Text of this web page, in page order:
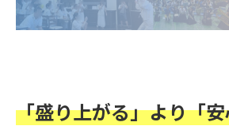
「盛り上がる」より「